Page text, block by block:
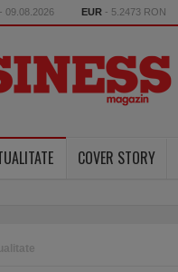
- 09.08.2026 EUR - 5.2473 RON
COVER STORY